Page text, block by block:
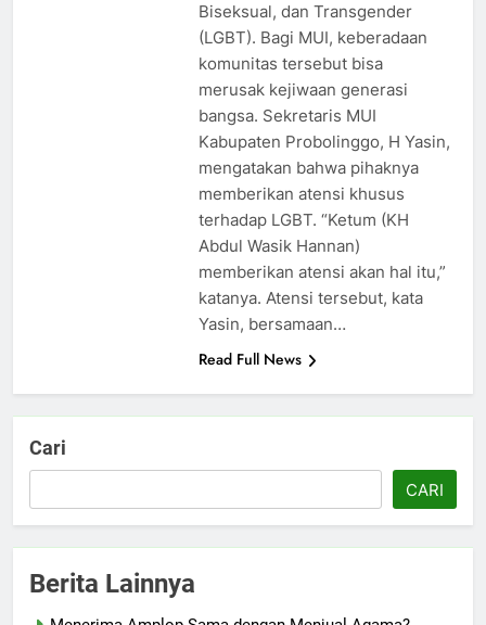
Biseksual, dan Transgender
(LGBT). Bagi MUI, keberadaan
komunitas tersebut bisa
merusak kejiwaan generasi
bangsa. Sekretaris MUI
Kabupaten Probolinggo, H Yasin,
mengatakan bahwa pihaknya
memberikan atensi khusus
terhadap LGBT. “Ketum (KH
Abdul Wasik Hannan)
memberikan atensi akan hal itu,”
katanya. Atensi tersebut, kata
Yasin, bersamaan…
Read Full News
Cari
CARI
Berita Lainnya